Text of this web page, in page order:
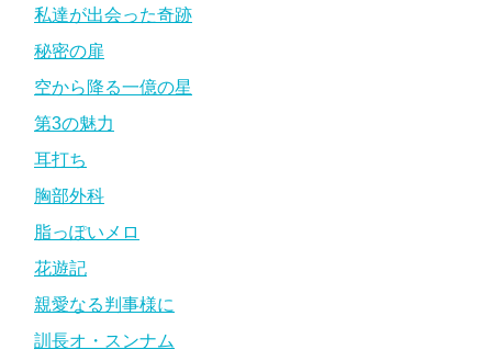
私達が出会った奇跡
秘密の扉
空から降る一億の星
第3の魅力
耳打ち
胸部外科
脂っぽいメロ
花遊記
親愛なる判事様に
訓長オ・スンナム